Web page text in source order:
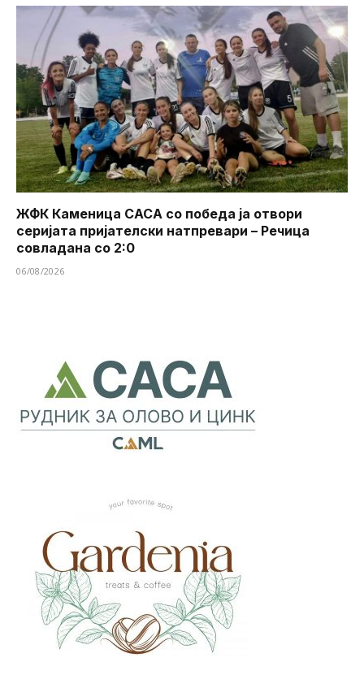
ЖФК Каменица САСА со победа ја отвори
серијата пријателски натпревари – Речица
совладана со 2:0
06/08/2026